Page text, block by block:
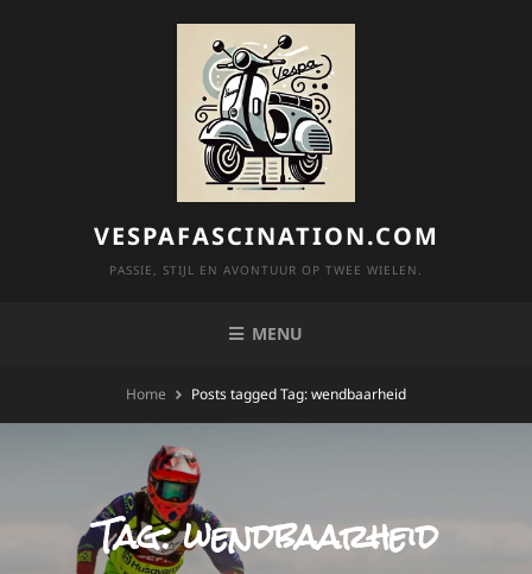
VESPAFASCINATION.COM
PASSIE, STIJL EN AVONTUUR OP TWEE WIELEN.
MENU
Home Posts taggedTag:wendbaarheid
Tag:wendbaarheid